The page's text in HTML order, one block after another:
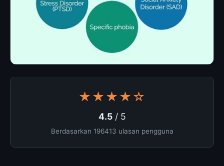
★★★★☆
4.5/ 5
Berdasarkan 196413 ulasan pengguna